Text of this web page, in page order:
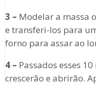
3 – Modelar a massa
e transferi-los para
forno para assar ao
4 – Passados esses
crescerão e abrirão.